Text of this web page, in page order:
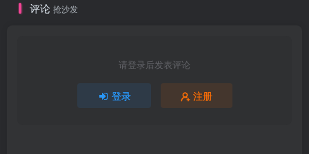
评论 抢沙发
请登录后发表评论
登录 注册